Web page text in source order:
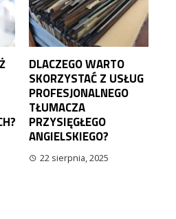
DLACZEGO WARTO
SKORZYSTAĆ Z USŁUG
PROFESJONALNEGO
TŁUMACZA
PRZYSIĘGŁEGO
ANGIELSKIEGO?
22 sierpnia, 2025